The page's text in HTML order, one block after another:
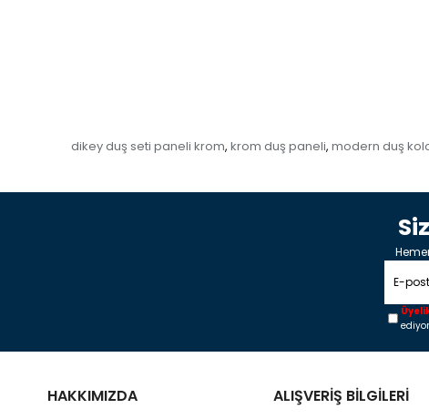
dikey duş seti paneli krom, krom duş paneli, modern duş
HAKKIMIZDA ALIŞVERİŞ BİLGİLERİ